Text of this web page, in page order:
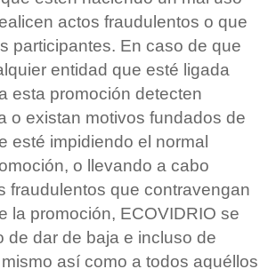
actos fraudulentos o que
participantes. En caso de que
entidad que esté ligada
esta promoción detecten
o existan motivos fundados de
esté impidiendo el normal
o llevando a cabo
fraudulentos que contravengan
la promoción, ECOVIDRIO se
de dar de baja e incluso de
así como a todos aquéllos